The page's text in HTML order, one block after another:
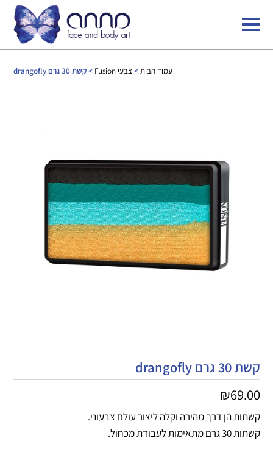
עמוד הבית> צבעי Fusion > קשת 30 גרם drangofly
קשת 30 גרם drangofly
₪69.00
קשתות הן דרך מהירה וקלה ליצור עולם צבעוני.
קשתות 30 גרם מתאימות לעבודת מכחול.